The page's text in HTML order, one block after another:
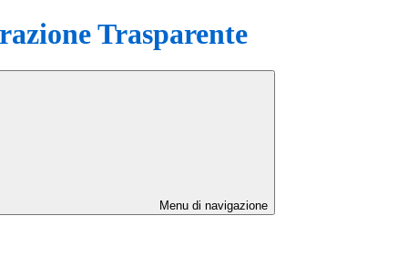
Trasparente
Menu di navigazione